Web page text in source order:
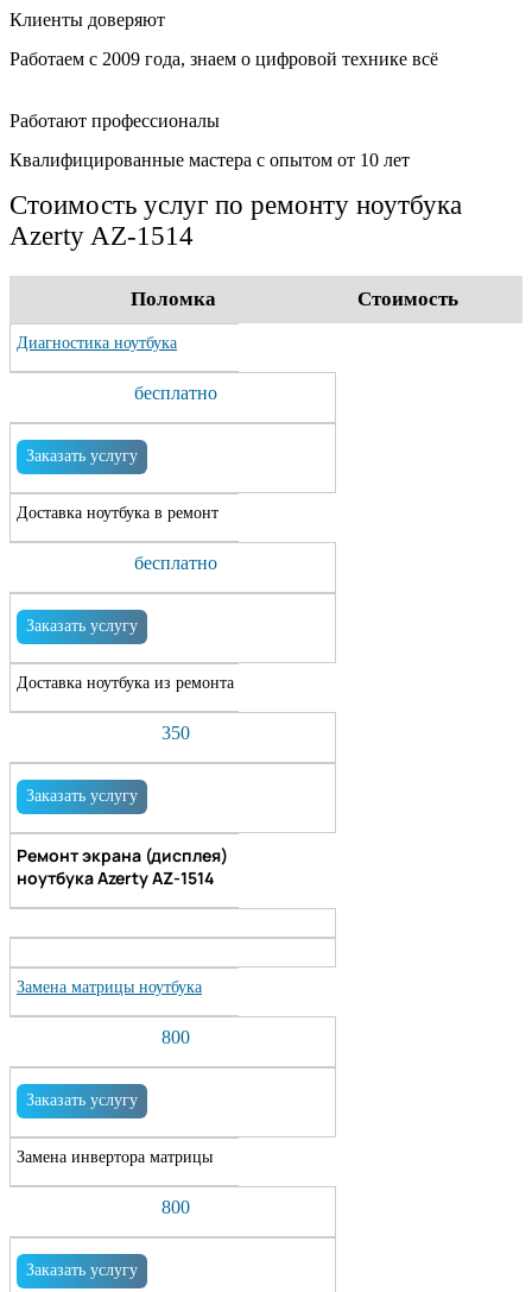
Клиенты доверяют
Работаем с 2009 года, знаем о цифровой технике всё
Работают профессионалы
Квалифицированные мастера с опытом от 10 лет
Стоимость услуг по ремонту ноутбука
Azerty AZ-1514
Поломка Стоимость
Диагностика ноутбука
бесплатно
Заказать услугу
Доставка ноутбука в ремонт
бесплатно
Заказать услугу
Доставка ноутбука из ремонта
350
Заказать услугу
Ремонт экрана (дисплея)
ноутбука Azerty AZ-1514
Замена матрицы ноутбука
800
Заказать услугу
Замена инвертора матрицы
800
Заказать услугу